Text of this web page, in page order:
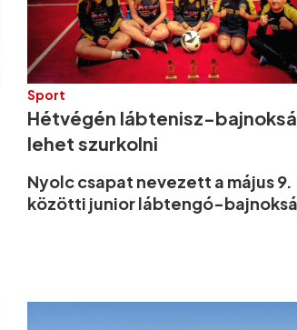
Sport
Hétvégén lábtenisz-
lehet szurkolni
Nyolc csapat nevezett a május 9.
közötti junior lábtengó-